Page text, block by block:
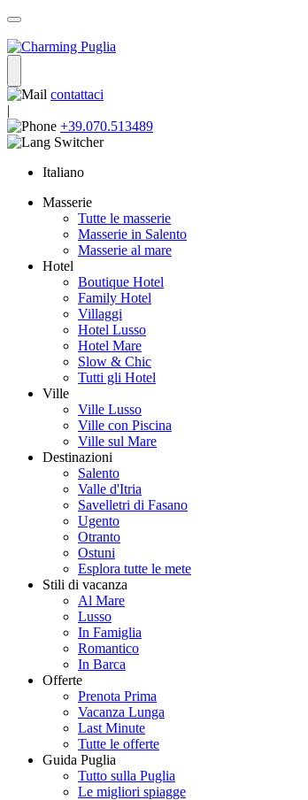
contattaci
|
+39.070.513489
Italiano
Masserie
Tutte le masserie
Masserie in Salento
Masserie al mare
Hotel
Boutique Hotel
Family Hotel
Villaggi
Hotel Lusso
Hotel Mare
Slow & Chic
Tutti gli Hotel
Ville
Ville Lusso
Ville con Piscina
Ville sul Mare
Destinazioni
Salento
Valle d'Itria
Savelletri di Fasano
Ugento
Otranto
Ostuni
Esplora tutte le mete
Stili di vacanza
Al Mare
Lusso
In Famiglia
Romantico
In Barca
Offerte
Prenota Prima
Vacanza Lunga
Last Minute
Tutte le offerte
Guida Puglia
Tutto sulla Puglia
Le migliori spiagge